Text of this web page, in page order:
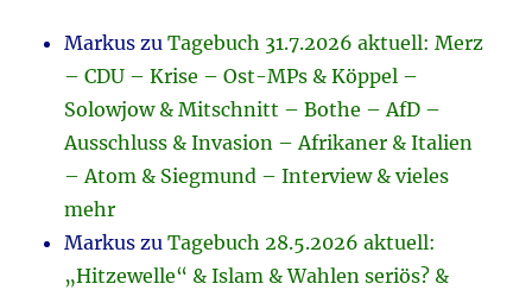
Markus zuTagebuch 31.7.2026 aktuell: Merz
– CDU – Krise – Ost-MPs & Köppel –
Solowjow & Mitschnitt – Bothe – AfD –
Ausschluss & Invasion – Afrikaner & Italien
– Atom & Siegmund – Interview & vieles
mehr
Markus zuTagebuch 28.5.2026 aktuell:
„Hitzewelle“ & Islam & Wahlen seriös? &